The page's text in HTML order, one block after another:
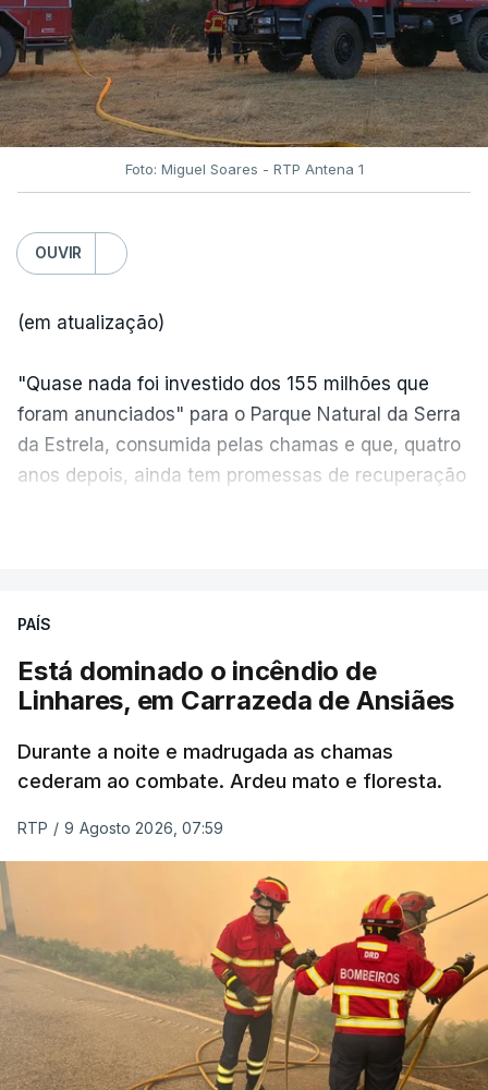
Foto: Miguel Soares - RTP Antena 1
OUVIR
(em atualização)
"Quase nada foi investido dos 155 milhões que
foram anunciados" para o Parque Natural da Serra
da Estrela, consumida pelas chamas e que, quatro
anos depois, ainda tem promessas de recuperação
ESTE CONTEÚDO ESTÁ NESTE
PAÍS
Está dominado o incêndio de
Linhares, em Carrazeda de Ansiães
Durante a noite e madrugada as chamas
cederam ao combate. Ardeu mato e floresta.
RTP / 9 Agosto 2026, 07:59